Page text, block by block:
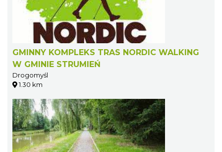
GMINNY KOMPLEKS TRAS NORDIC WALKING
W GMINIE STRUMIEŃ
Drogomyśl
1.30 km